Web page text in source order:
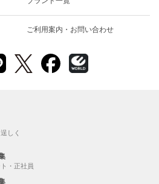
ご利用案内・お問い合わせ
しく
・正社員